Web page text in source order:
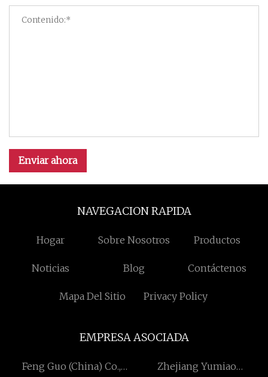
Enviar ahora
NAVEGACION RAPIDA
Hogar Sobre Nosotros Productos
Noticias Blog Contáctenos
Mapa Del Sitio Privacy Policy
EMPRESA ASOCIADA
Feng Guo (China) Co.,
Zhejiang Yumiao